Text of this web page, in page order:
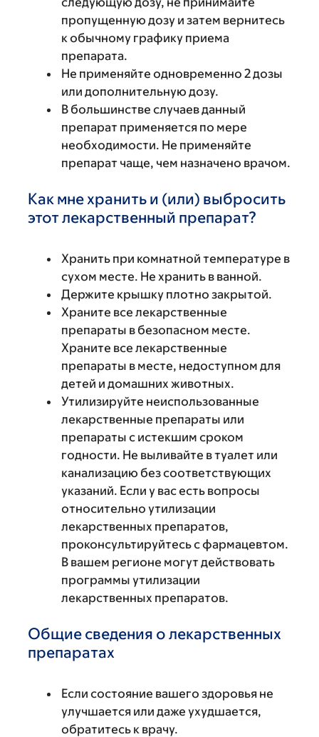
пропущенную дозу и затем вернитесь
к обычному графику приема
препарата.
Не применяйте одновременно 2 дозы
или дополнительную дозу.
В большинстве случаев данный
препарат применяется по мере
необходимости. Не применяйте
препарат чаще, чем назначено врачом.
Как мне хранить и (или) выбросить
этот лекарственный препарат?
Хранить при комнатной температуре в
сухом месте. Не хранить в ванной.
Держите крышку плотно закрытой.
Храните все лекарственные
препараты в безопасном месте.
Храните все лекарственные
препараты в месте, недоступном для
детей и домашних животных.
Утилизируйте неиспользованные
лекарственные препараты или
препараты с истекшим сроком
годности. Не выливайте в туалет или
канализацию без соответствующих
указаний. Если у вас есть вопросы
относительно утилизации
лекарственных препаратов,
проконсультируйтесь с фармацевтом.
В вашем регионе могут действовать
программы утилизации
лекарственных препаратов.
Общие сведения о лекарственных
препаратах
Если состояние вашего здоровья не
улучшается или даже ухудшается,
обратитесь к врачу.